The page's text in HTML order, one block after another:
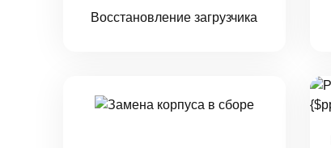
Восстановление загрузчика